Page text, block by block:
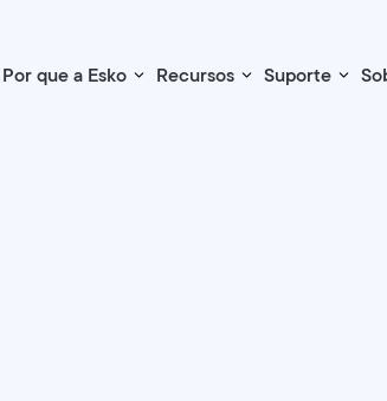
Por que a Esko Recursos Suporte